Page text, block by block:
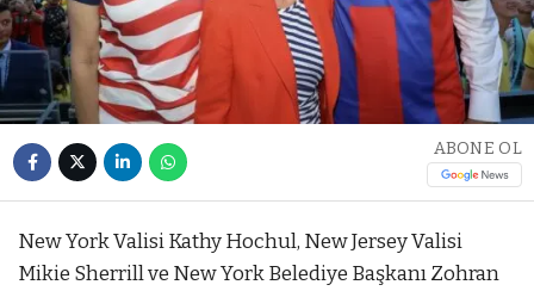
ABONE OL
New York Valisi Kathy Hochul, New Jersey Valisi
Mikie Sherrill ve New York Belediye Başkanı Zohran